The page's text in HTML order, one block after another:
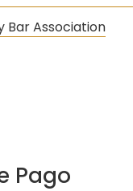
Bar Association
Pago